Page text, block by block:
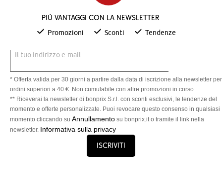
Più vantaggi con la newsletter
Promozioni Sconti Tendenze
Il tuo indirizzo e-mail
* Offerta valida per 30 giorni a partire dalla data di iscrizione alla newsletter per
ordini superiori a 40 €. Non cumulabile con altre promozioni in corso.
** Riceverai la newsletter di bonprix S.r.l. con sconti esclusivi, le tendenze del
momento e offerte personalizzate. Puoi revocare questo consenso in qualsiasi
momento cliccando su Annullamento su bonprix.it o tramite il link nella
newsletter. Informativa sulla privacy
Iscriviti